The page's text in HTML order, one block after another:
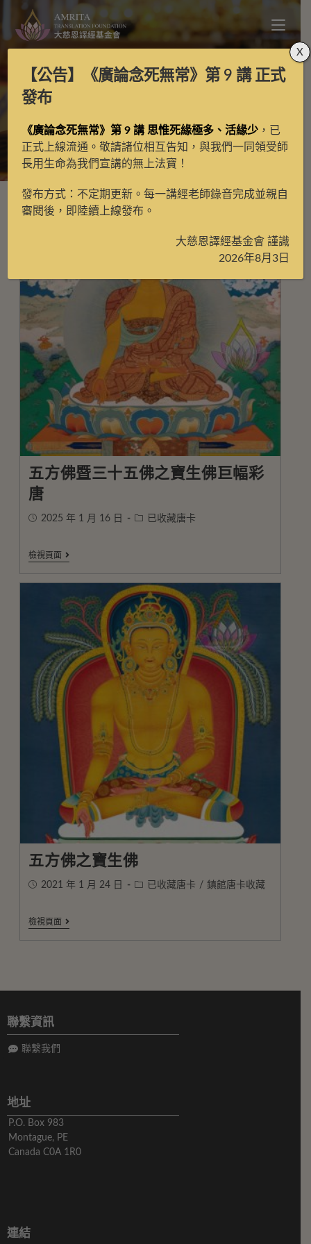
> 寶生佛
五方佛暨三十五佛之寶生佛巨幅彩
唐
2025 年 1 月 16 日 已收藏唐卡
檢視頁面
五方佛之寶生佛
2021 年 1 月 24 日 已收藏唐卡 / 鎮館唐卡收藏
檢視頁面
聯繫資訊
聯繫我們
地址
P.O. Box 983
Montague, PE
Canada C0A 1R0
連結
【公告】 《廣論念死無常》第 9 講正式
發布
《廣論念死無常》第 9 講 思惟死緣極多、活緣少 ，已
正式上線流通。敬請諸位相互告知，與我們一同領受師
長用生命為我們宣講的無上法寶！
發布方式：不定期更新。每一講經老師錄音完成並親自
審閱後，即陸續上線發布。
大慈恩譯經基金會 謹識
2026年8月3日
X